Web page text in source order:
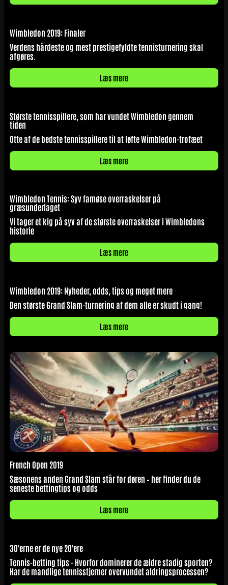
Wimbledon 2019: Finaler
Verdens hårdeste og mest prestigefyldte tennisturnering skal
afgøres.
Læs mere
Største tennisspillere, som har vundet Wimbledon gennem
tiden
Otte af de bedste tennisspillere til at løfte Wimbledon-trofæet
Læs mere
Wimbledon Tennis: Syv famøse overraskelser på
græsunderlaget
Vi tager et kig på syv af de største overraskelser i Wimbledons
historie
Læs mere
Wimbledon 2019: Nyheder, odds, tips og meget mere
Den største Grand Slam-turnering af dem alle er skudt i gang!
Læs mere
French Open 2019
Sæsonens anden Grand Slam står for døren – her finder du de
seneste bettingtips og odds
Læs mere
30'erne er de nye 20'ere
Tennis-betting tips - Hvorfor dominerer de ældre stadig sporten?
Har de mandlige tennisstjerner overvundet aldringsprocessen?